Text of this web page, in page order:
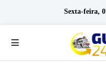
Sexta-feira,